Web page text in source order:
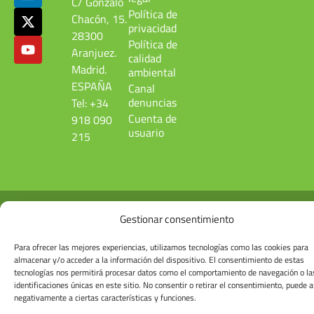
Gestionar consentimiento
Para ofrecer las mejores experiencias, utilizamos tecnologías como las cookies para
almacenar y/o acceder a la información del dispositivo. El consentimiento de estas
tecnologías nos permitirá procesar datos como el comportamiento de navegación o
identificaciones únicas en este sitio. No consentir o retirar el consentimiento, puede
negativamente a ciertas características y funciones.
Chacón, 15.
28300
Aranjuez.
Madrid.
ESPAÑA
Tel: +34
918 090
215
Política de
privacidad
Política de
calidad
ambiental
Canal
denuncias
Cuenta de
usuario